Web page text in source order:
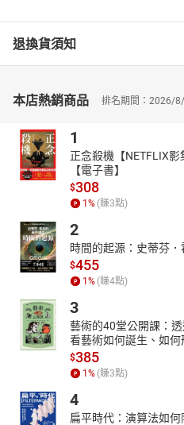
舉一反三、融會貫通。盼能協助
並預祝各位考生金榜題名。
退換貨須知
本店熱銷商品 排名期間：2026/
1
正念殺機【NETFLIX影
【電子書】
$308
1 % (賺3點)
2
時間的起源：史蒂芬．
$455
1 % (賺4點)
3
藝術的40堂公開課：
看藝術如何誕生、如何
$385
1 % (賺3點)
4
扁平時代：演算法如